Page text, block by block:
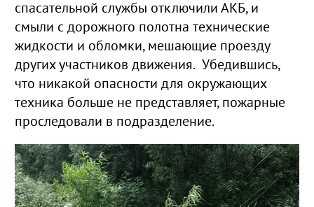
спасательной службы отключили АКБ, и
смыли с дорожного полотна технические
жидкости и обломки, мешающие проезду
других участников движения. Убедившись,
что никакой опасности для окружающих
техника больше не представляет, пожарные
проследовали в подразделение.